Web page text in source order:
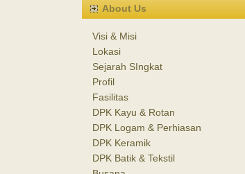
About Us
Visi & Misi
Lokasi
Sejarah SIngkat
Profil
Fasilitas
DPK Kayu & Rotan
DPK Logam & Perhiasan
DPK Keramik
DPK Batik & Tekstil